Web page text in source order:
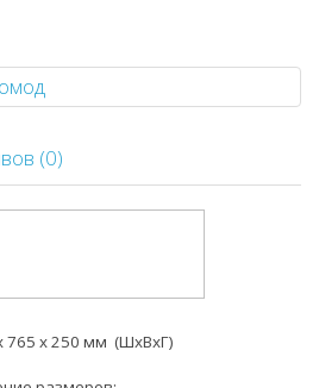
(0)
765 х 250 мм (ШхВхГ)